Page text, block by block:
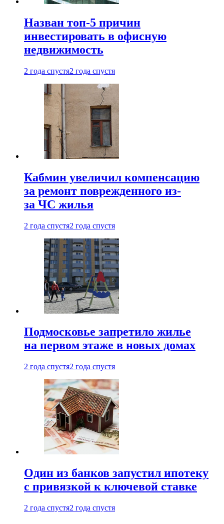
Назван топ-5 причин
инвестировать в офисную
недвижимость
2 года спустя2 года спустя
Кабмин увеличил компенсацию
за ремонт поврежденного из-
за ЧС жилья
2 года спустя2 года спустя
Подмосковье запретило жилье
на первом этаже в новых домах
2 года спустя2 года спустя
Один из банков запустил ипотеку
с привязкой к ключевой ставке
2 года спустя2 года спустя